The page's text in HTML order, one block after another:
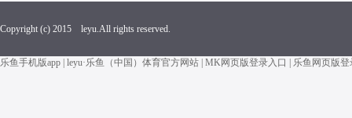
Copyright (c) 2015 leyu.All rights reserved.
乐鱼手机版app leyu·乐鱼（中国）体育官方网站 MK网页版登录入口 乐鱼网页版